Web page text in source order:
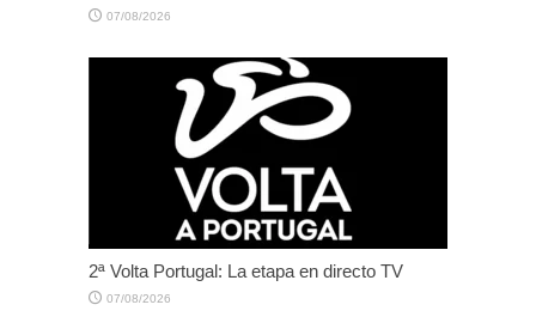
07/08/2026
2ª Volta Portugal: La etapa en directo TV
07/08/2026